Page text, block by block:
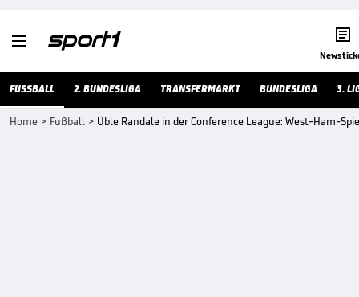
 
FUSSBALL 2. BUNDESLIGA TRANSFERMARKT BUNDESLIGA 3.
Home > Fußball > Üble Randale in der Conference League: West-Ham-